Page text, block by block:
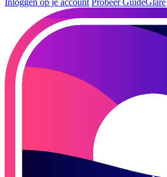
Inloggen op je account Probeer GuideGlare